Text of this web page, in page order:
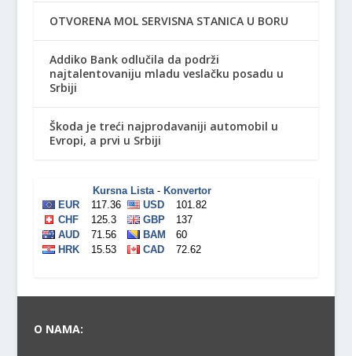
OTVORENA MOL SERVISNA STANICA U BORU
Addiko Bank odlučila da podrži
najtalentovaniju mladu veslačku posadu u
Srbiji
Škoda je treći najprodavaniji automobil u
Evropi, a prvi u Srbiji
O NAMA: